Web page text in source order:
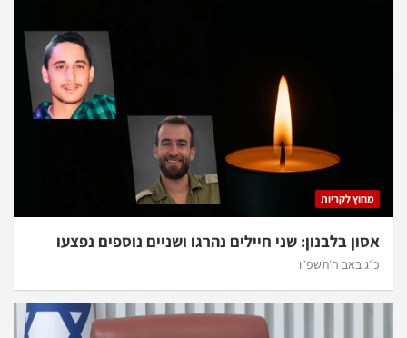
מחוץ לקריות
אסון בלבנון: שני חיילים נהרגו ושניים נוספים נפצעו
כ״ג באב ה׳תשפ״ו